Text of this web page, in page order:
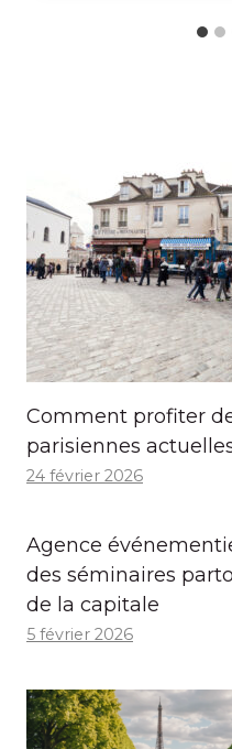
Comment profiter
parisiennes
24 février 2026
Agence
des séminaires
de la capitale
5 février 2026